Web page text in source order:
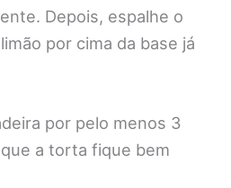
Depois, espalhe o
por cima da base já
por pelo menos 3
a torta fique bem